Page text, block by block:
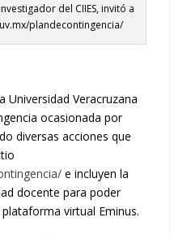
del CIIES, invitó a
plandecontingencia/
Universidad Veracruzana
ocasionada por
diversas acciones que
e incluyen la
docente para poder
virtual Eminus.